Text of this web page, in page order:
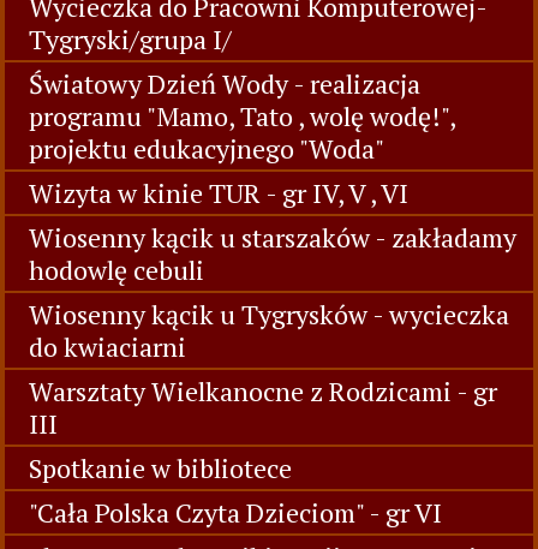
Tygryski/grupa I/
Światowy Dzień Wody - realizacja
programu "Mamo, Tato , wolę wodę!",
projektu edukacyjnego "Woda"
Wizyta w kinie TUR - gr IV, V , VI
Wiosenny kącik u starszaków - zakładamy
hodowlę cebuli
Wiosenny kącik u Tygrysków - wycieczka
do kwiaciarni
Warsztaty Wielkanocne z Rodzicami - gr
III
Spotkanie w bibliotece
"Cała Polska Czyta Dzieciom" - gr VI